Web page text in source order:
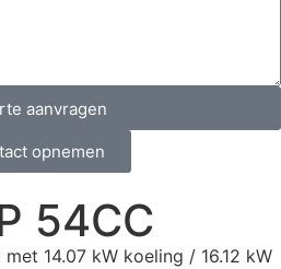
aanvragen
opnemen
54CC
14.07 kW koeling / 16.12 kW